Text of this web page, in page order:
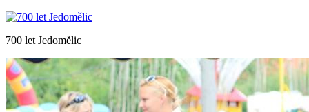
700 let Jedomělic